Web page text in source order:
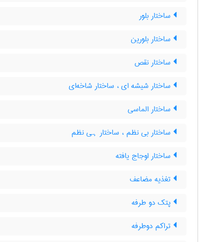
ساختار بلور
ساختار بلورین
ساختار نقص
ساختار شیشه ای ، ساختار شاخه‌ای
ساختار الماسی
ساختار بی نظم ، ساختار ہی نظم
ساختار اوجاج یافته
تغذیه مضاعف
پتک دو طرفه
تراکم دوطرفه